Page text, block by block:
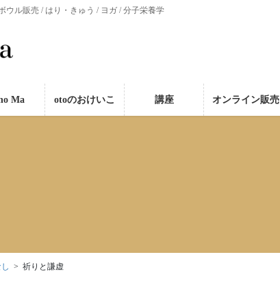
ウル販売 / はり・きゅう / ヨガ / 分子栄養学
Ma otoのおけいこ 講座 オンライン販売
祈りと謙虚